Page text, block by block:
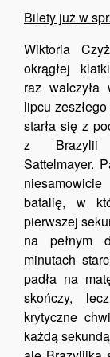
Bilety już w
Wiktoria
okrągłej
raz
lipcu
starła się z
z Brazylii
Sattelmayer.
batalię, w
pierwszej
na pełnym
minutach
padła na
skończy,
krytyczne
każdą